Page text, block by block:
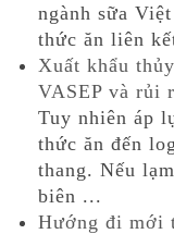
ngành sữa
thức ăn liên
Xuất khẩu
VASEP và rủi
Tuy nhiên áp
thức ăn đến
thang. Nếu
biên ...
Hướng đi mới